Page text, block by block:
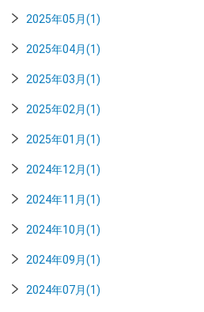
2025年05月(1)
2025年04月(1)
2025年03月(1)
2025年02月(1)
2025年01月(1)
2024年12月(1)
2024年11月(1)
2024年10月(1)
2024年09月(1)
2024年07月(1)